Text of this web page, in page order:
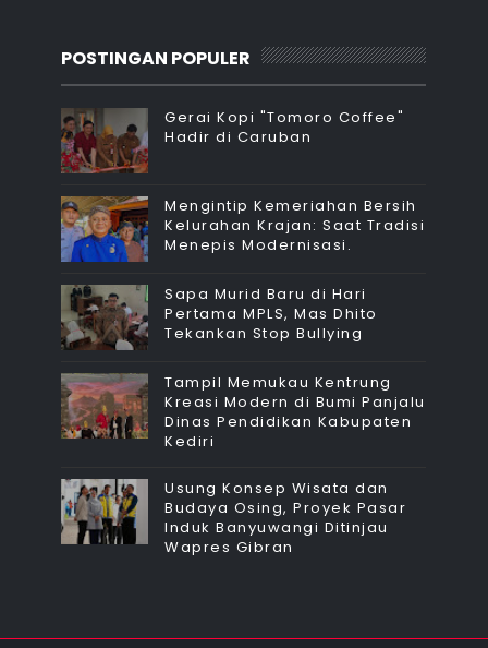
POSTINGAN POPULER
Gerai Kopi "Tomoro Coffee"
Hadir di Caruban
Mengintip Kemeriahan Bersih
Kelurahan Krajan: Saat Tradisi
Menepis Modernisasi.
Sapa Murid Baru di Hari
Pertama MPLS, Mas Dhito
Tekankan Stop Bullying
Tampil Memukau Kentrung
Kreasi Modern di Bumi Panjalu
Dinas Pendidikan Kabupaten
Kediri
Usung Konsep Wisata dan
Budaya Osing, Proyek Pasar
Induk Banyuwangi Ditinjau
Wapres Gibran